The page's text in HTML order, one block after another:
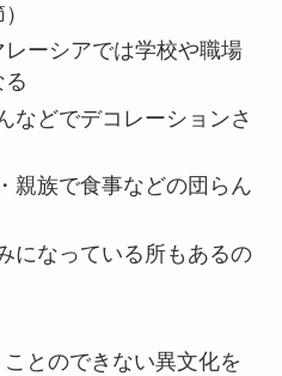
ーシアでは学校や職場
る
などでデコレーションさ
親族で食事などの団らん
になっている所もあるの
とのできない異文化を